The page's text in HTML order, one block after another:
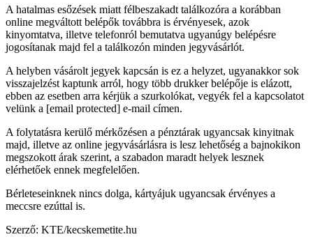
A hatalmas esőzések miatt félbeszakadt találkozóra a korábban
online megváltott belépők továbbra is érvényesek, azok
kinyomtatva, illetve telefonról bemutatva ugyanúgy belépésre
jogosítanak majd fel a találkozón minden jegyvásárlót.
A helyben vásárolt jegyek kapcsán is ez a helyzet, ugyanakkor sok
visszajelzést kaptunk arról, hogy több drukker belépője is elázott,
ebben az esetben arra kérjük a szurkolókat, vegyék fel a kapcsolatot
velünk a [email protected] e-mail címen.
A folytatásra kerülő mérkőzésen a pénztárak ugyancsak kinyitnak
majd, illetve az online jegyvásárlásra is lesz lehetőség a bajnokikon
megszokott árak szerint, a szabadon maradt helyek lesznek
elérhetőek ennek megfelelően.
Bérleteseinknek nincs dolga, kártyájuk ugyancsak érvényes a
meccsre ezúttal is.
Szerző: KTE/kecskemetite.hu